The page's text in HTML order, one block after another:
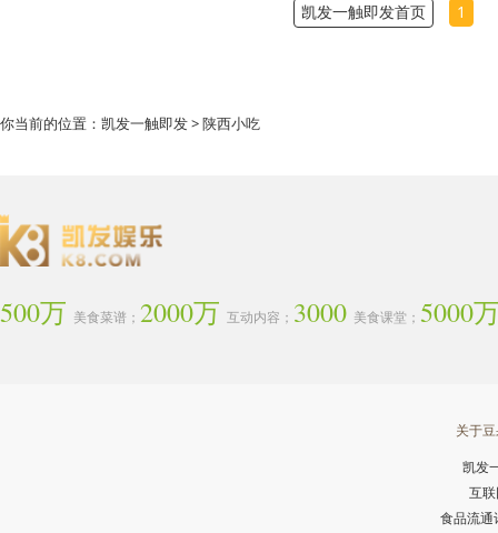
凯发一触即发首页 1
你当前的位置： 凯发一触即发> 陕西小吃
500万 美食菜谱； 2000万 互动内容； 3000 美食课堂； 5000
关于
凯发
互
食品流